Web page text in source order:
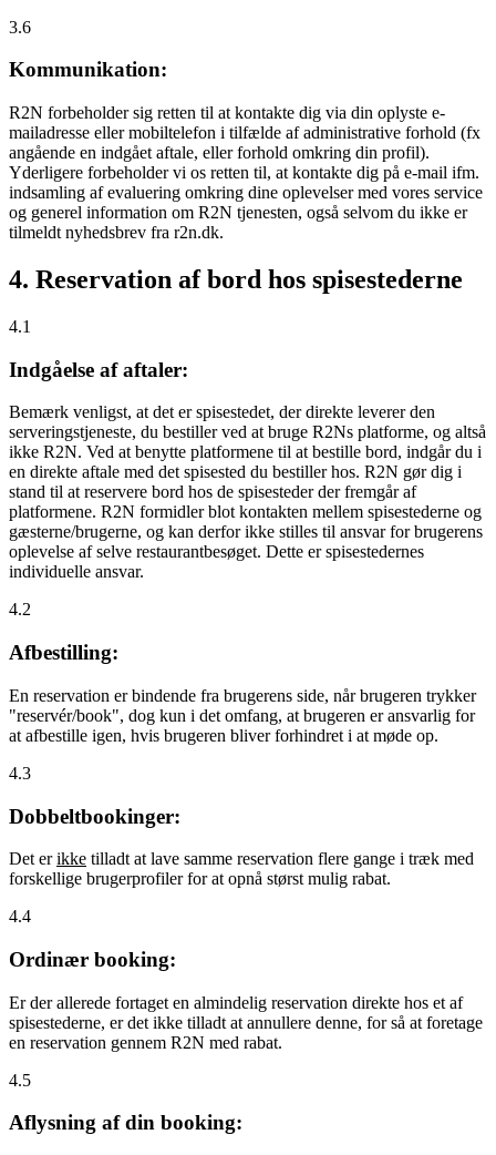
3.6
Kommunikation:
R2N forbeholder sig retten til at kontakte dig via din oplyste e-
mailadresse eller mobiltelefon i tilfælde af administrative forhold (fx
angående en indgået aftale, eller forhold omkring din profil).
Yderligere forbeholder vi os retten til, at kontakte dig på e-mail ifm.
indsamling af evaluering omkring dine oplevelser med vores service
og generel information om R2N tjenesten, også selvom du ikke er
tilmeldt nyhedsbrev fra r2n.dk.
4. Reservation af bord hos spisestederne
4.1
Indgåelse af aftaler:
Bemærk venligst, at det er spisestedet, der direkte leverer den
serveringstjeneste, du bestiller ved at bruge R2Ns platforme, og altså
ikke R2N. Ved at benytte platformene til at bestille bord, indgår du i
en direkte aftale med det spisested du bestiller hos. R2N gør dig i
stand til at reservere bord hos de spisesteder der fremgår af
platformene. R2N formidler blot kontakten mellem spisestederne og
gæsterne/brugerne, og kan derfor ikke stilles til ansvar for brugerens
oplevelse af selve restaurantbesøget. Dette er spisestedernes
individuelle ansvar.
4.2
Afbestilling:
En reservation er bindende fra brugerens side, når brugeren trykker
"reservér/book", dog kun i det omfang, at brugeren er ansvarlig for
at afbestille igen, hvis brugeren bliver forhindret i at møde op.
4.3
Dobbeltbookinger:
Det erikke tilladt at lave samme reservation flere gange i træk med
forskellige brugerprofiler for at opnå størst mulig rabat.
4.4
Ordinær booking:
Er der allerede fortaget en almindelig reservation direkte hos et af
spisestederne, er det ikke tilladt at annullere denne, for så at foretage
en reservation gennem R2N med rabat.
4.5
Aflysning af din booking: